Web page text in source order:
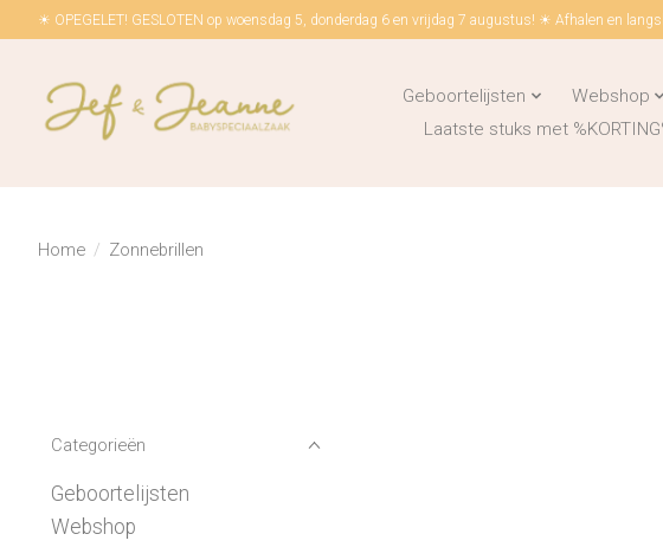
☀ OPEGELET! GESLOTEN op woensdag 5, donderdag 6 en vrijdag 7 augustus! ☀ Afhalen en
Geboortelijsten Webshop
Laatste stuks met
Home / Zonnebrillen
Categorieën
Geboortelijsten
Webshop